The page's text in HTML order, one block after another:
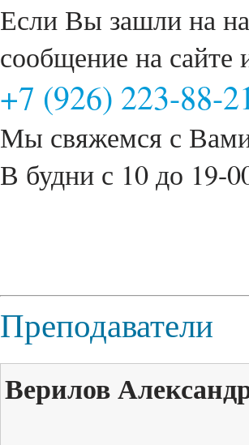
Если Вы зашли на
сообщение на сайте
+7 (926) 223-88-
Мы свяжемся с
В будни с 10 до 19-
Преподаватели
Верилов